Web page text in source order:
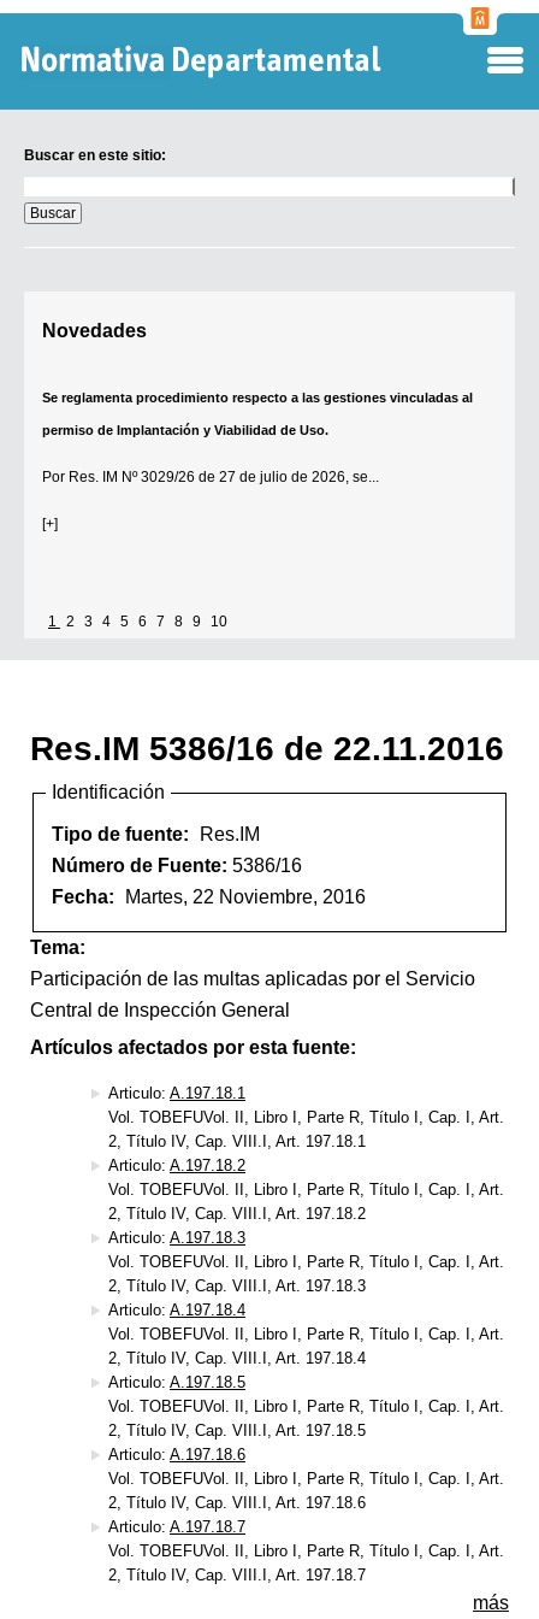
Buscar en este sitio:
en
este
sitio:
Novedades
Se reglamenta procedimiento respecto a las gestiones vinculadas al
permiso de Implantación y Viabilidad de Uso.
Por Res. IM Nº 3029/26 de 27 de julio de 2026, se...
[+]
1 2 3 4 5 6 7 8 9 10
Res.IM 5386/16 de 22.11.2016
Identificación
Tipo de fuente:
Res.IM
Número de Fuente: 5386/16
Fecha:
Martes, 22 Noviembre, 2016
Tema:
Participación de las multas aplicadas por el Servicio
Central de Inspección General
Artículos afectados por esta fuente:
Articulo: A.197.18.1
Vol. TOBEFUVol. II, Libro I, Parte R, Título I, Cap. I, Art.
2, Título IV, Cap. VIII.I, Art. 197.18.1
Articulo: A.197.18.2
Vol. TOBEFUVol. II, Libro I, Parte R, Título I, Cap. I, Art.
2, Título IV, Cap. VIII.I, Art. 197.18.2
Articulo: A.197.18.3
Vol. TOBEFUVol. II, Libro I, Parte R, Título I, Cap. I, Art.
2, Título IV, Cap. VIII.I, Art. 197.18.3
Articulo: A.197.18.4
Vol. TOBEFUVol. II, Libro I, Parte R, Título I, Cap. I, Art.
2, Título IV, Cap. VIII.I, Art. 197.18.4
Articulo: A.197.18.5
Vol. TOBEFUVol. II, Libro I, Parte R, Título I, Cap. I, Art.
2, Título IV, Cap. VIII.I, Art. 197.18.5
Articulo: A.197.18.6
Vol. TOBEFUVol. II, Libro I, Parte R, Título I, Cap. I, Art.
2, Título IV, Cap. VIII.I, Art. 197.18.6
Articulo: A.197.18.7
Vol. TOBEFUVol. II, Libro I, Parte R, Título I, Cap. I, Art.
2, Título IV, Cap. VIII.I, Art. 197.18.7
más